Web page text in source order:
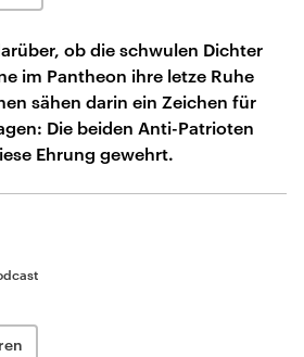
ob die schwulen Dichter
im Pantheon ihre letze Ruhe
sähen darin ein Zeichen für
Die beiden Anti-Patrioten
Ehrung gewehrt.